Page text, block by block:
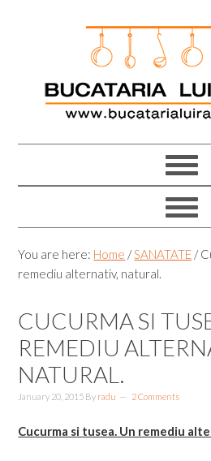
You are here: Home /SANATATE /
remediu alternativ, natural.
CUCURMA SI
REMEDIU
NATURAL.
January 20, 2015 By radu 2 Comments
Cucurma si tusea. Un remediu